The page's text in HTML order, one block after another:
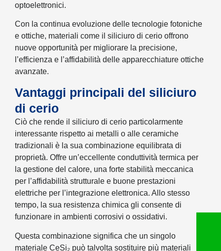
optoelettronici.
Con la continua evoluzione delle tecnologie fotoniche
e ottiche, materiali come il siliciuro di cerio offrono
nuove opportunità per migliorare la precisione,
l’efficienza e l’affidabilità delle apparecchiature ottiche
avanzate.
Vantaggi principali del siliciuro
di cerio
Ciò che rende il siliciuro di cerio particolarmente
interessante rispetto ai metalli o alle ceramiche
tradizionali è la sua combinazione equilibrata di
proprietà. Offre un’eccellente conduttività termica per
la gestione del calore, una forte stabilità meccanica
per l’affidabilità strutturale e buone prestazioni
elettriche per l’integrazione elettronica. Allo stesso
tempo, la sua resistenza chimica gli consente di
funzionare in ambienti corrosivi o ossidativi.
Questa combinazione significa che un singolo
materiale CeSi₂ può talvolta sostituire più materiali